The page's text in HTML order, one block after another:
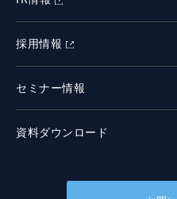
採用情報
セミナー情報
資料ダウンロード